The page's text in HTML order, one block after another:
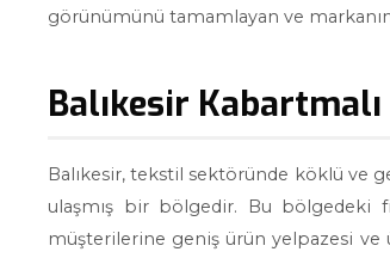
görünümünü tamamlayan ve
Balıkesir
Balıkesir, tekstil sektöründe köklü ve
ulaşmış bir bölgedir. Bu bölgedeki
müşterilerine geniş ürün yelpazesi ve